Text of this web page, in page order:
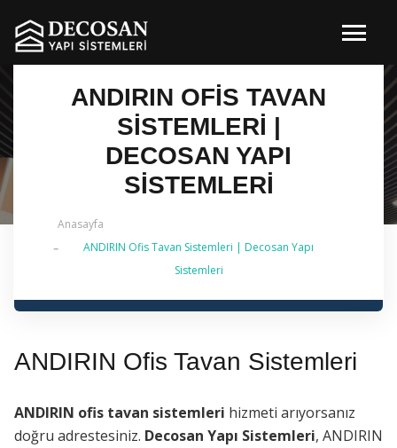
ANDIRIN OFIS TAVAN
SISTEMLERI |
DECOSAN YAPI
SISTEMLERI
Anasayfa
ANDIRIN Ofis Tavan Sistemleri | Decosan Yapı
Sistemleri
✔ 2026 Güncel — İstanbul Genelinde Metal Asma
ANDIRIN Ofis Tavan Sistemleri
ANDIRIN ofis tavan sistemleri hizmeti arıyorsanız
doğru adrestesiniz. Decosan Yapı Sistemleri, ANDIRIN